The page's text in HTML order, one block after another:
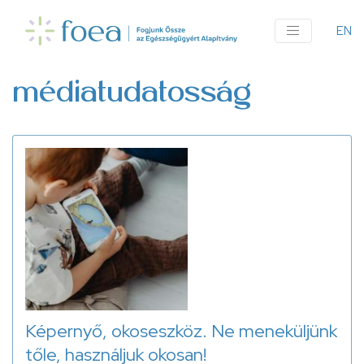
tartalomra
EN
médiatudatosság
Képernyő, okoseszköz. Ne meneküljünk
tőle, használjuk okosan!